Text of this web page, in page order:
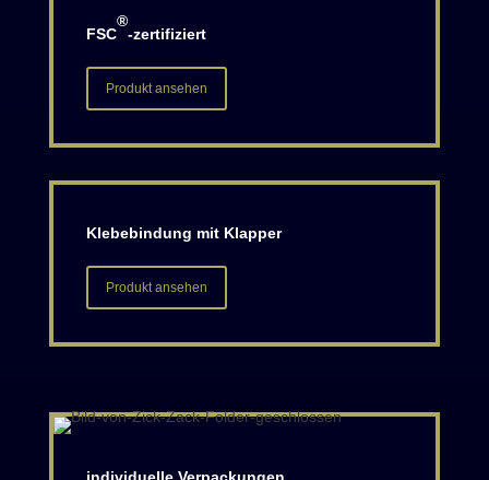
FSC
®
-zertifiziert
Produkt ansehen
Klebebindung mit Klapper
Produkt ansehen
individuelle Verpackungen